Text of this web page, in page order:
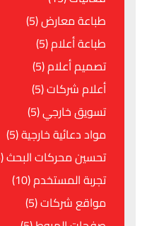
طباعة معارض (5)
طباعة أعلام (5)
تصميم أعلام (5)
أعلام شركات (5)
تسويق خارجي (5)
مواد دعائية خارجية (5)
تحسين محركات البحث (5)
تجربة المستخدم (10)
مواقع شركات (5)